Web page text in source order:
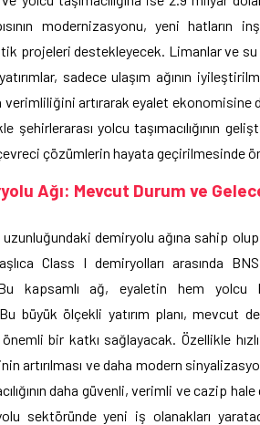
modernizasyonu, yeni hatların
projeleri destekleyecek. Limanlar ve su
sadece ulaşım ağının
artırarak eyalet ekonomisine
şehirlerarası yolcu taşımacılığının
çözümlerin hayata geçirilmesinde
Ağı: Mevcut Durum ve
demiryolu ağına sahip
Class I demiryolları arasında
kapsamlı ağ, eyaletin hem yolcu
büyük ölçekli yatırım planı, mevcut
bir katkı sağlayacak. Özellikle
artırılması ve daha modern
daha güvenli, verimli ve cazip
sektöründe yeni iş olanakları